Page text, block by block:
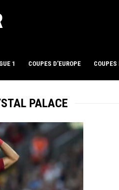
1 COUPES D’EUROPE
PALACE